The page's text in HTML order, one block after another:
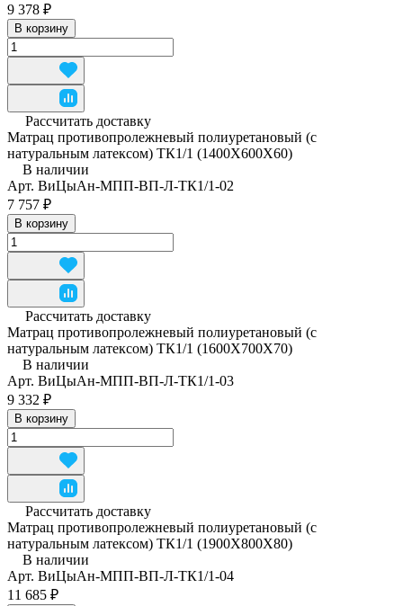
9 378 ₽
В корзину
Рассчитать доставку
Матрац противопролежневый полиуретановый (с
натуральным латексом) ТК1/1 (1400Х600Х60)
В наличии
Арт. ВиЦыАн-МПП-ВП-Л-ТК1/1-02
7 757 ₽
В корзину
Рассчитать доставку
Матрац противопролежневый полиуретановый (с
натуральным латексом) ТК1/1 (1600Х700Х70)
В наличии
Арт. ВиЦыАн-МПП-ВП-Л-ТК1/1-03
9 332 ₽
В корзину
Рассчитать доставку
Матрац противопролежневый полиуретановый (с
натуральным латексом) ТК1/1 (1900Х800Х80)
В наличии
Арт. ВиЦыАн-МПП-ВП-Л-ТК1/1-04
11 685 ₽